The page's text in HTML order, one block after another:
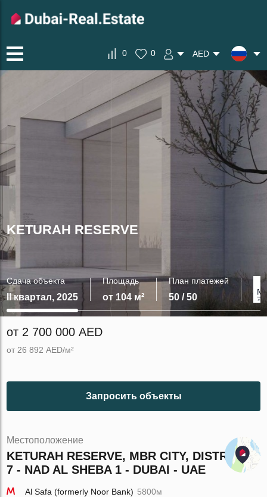
0 0 AED
KETURAH RESERVE
Сдача объекта
II квартал, 2025
Площадь
от 104 м²
План платежей
50 / 50
от 2 700 000 AED
от 26 892 AED/м²
Запросить объекты
Местоположение
KETURAH RESERVE, MBR CITY, DISTRICT
7 - NAD AL SHEBA 1 - DUBAI - UAE
Al Safa (formerly Noor Bank) 5800м